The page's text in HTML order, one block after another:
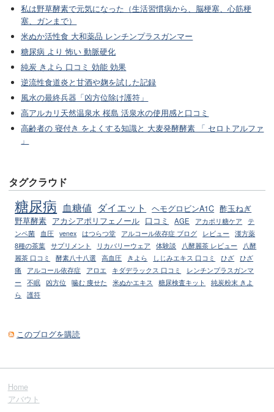
私は野草酵素で元気になった（生活習慣病から、脳梗塞、心筋梗
塞、ガンまで）
米ぬか活性食 大和薬品 レンチンプラスガンマー
糖尿病 より 怖い 動脈硬化
純炭 きよら 口コミ 効能 効果
逆流性食道炎と甘酒や麹を試した記録
風水の最終兵器「凶方位除け護符」
高アルカリ天然温泉水 桜島 活泉水の使用感と口コミ
高齢者の 寝付き をよくする知識と 大麦発酵酵素 「 セロトアルファ
」
タグクラウド
糖尿病 血糖値 ダイエット ヘモグロビンA1C 酢玉ねぎ
野草酵素 アカシアポリフェノール 口コミ AGE アカポリ糖ケア
テ
ンペ菌
血圧 venex はつらつ堂 アルコール依存症 ブログ レビュー
漢方薬
8種の茶葉
サプリメント リカバリーウェア 体験談 八酵麗茶 レビュー
八酵
麗茶 口コミ
酵素八十八選 高血圧 きよら しじみエキス 口コミ ひざ
ひざ
痛
アルコール依存症 アロエ キダデラックス 口コミ
レンチンプラスガンマ
ー
不眠 凶方位 噛む 痩せた 米ぬかエキス 糖尿検査キット
純炭粉末 きよ
ら
護符
このブログを購読
Home
アバウト